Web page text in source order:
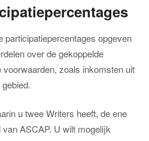
participatiepercentages opgeven
over de gekoppelde
zoals inkomsten uit
u twee Writers heeft, de ene
ASCAP. U wilt mogelijk